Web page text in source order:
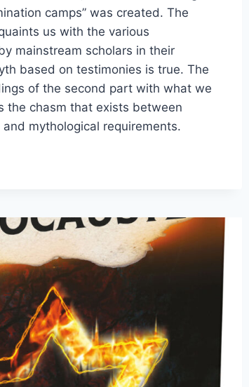
camps” was created. The
us with the various
mainstream scholars in their
based on testimonies is true. The
of the second part with what we
the chasm that exists between
mythological requirements.